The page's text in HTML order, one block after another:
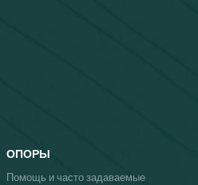
ОПОРЫ
Помощь и часто задаваемые